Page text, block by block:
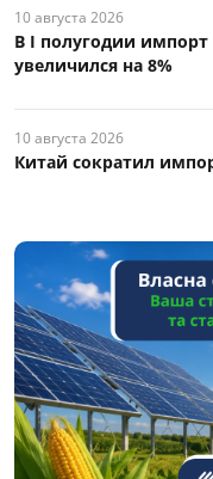
10 августа 2026
В I полугодии
увеличился на 8%
10 августа 2026
Китай сократил